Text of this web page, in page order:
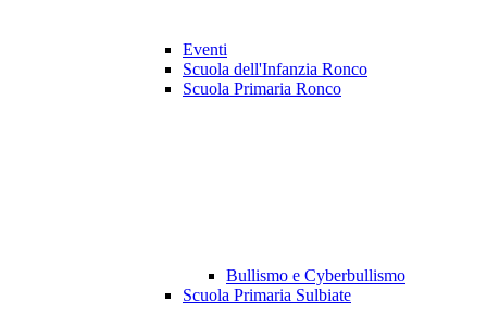
Eventi
Scuola dell'Infanzia Ronco
Scuola Primaria Ronco
Bullismo e Cyberbullismo
Scuola Primaria Sulbiate